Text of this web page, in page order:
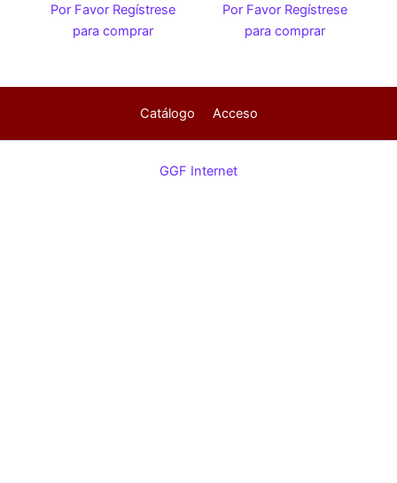
Por Favor Regístrese
para comprar
Por Favor Regístrese
para comprar
Catálogo Acceso
GGF Internet